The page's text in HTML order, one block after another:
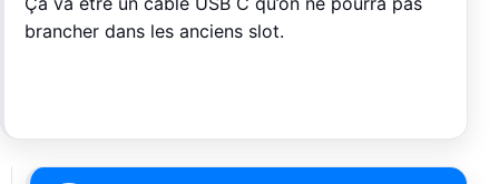
brancher dans les anciens slot.